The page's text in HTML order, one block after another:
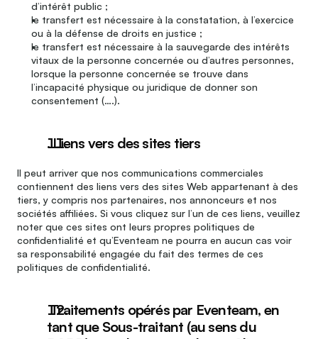
d’intérêt public ;
le transfert est nécessaire à la constatation, à l’exercice
ou à la défense de droits en justice ;
le transfert est nécessaire à la sauvegarde des intérêts
vitaux de la personne concernée ou d’autres personnes,
lorsque la personne concernée se trouve dans
l’incapacité physique ou juridique de donner son
consentement (….).
. Liens vers des sites tiers
Il peut arriver que nos communications commerciales
contiennent des liens vers des sites Web appartenant à des
tiers, y compris nos partenaires, nos annonceurs et nos
sociétés affiliées. Si vous cliquez sur l’un de ces liens, veuillez
noter que ces sites ont leurs propres politiques de
confidentialité et qu’Eventeam ne pourra en aucun cas voir
sa responsabilité engagée du fait des termes de ces
politiques de confidentialité.
Traitements opérés par Eventeam, en
tant que Sous-traitant (au sens du